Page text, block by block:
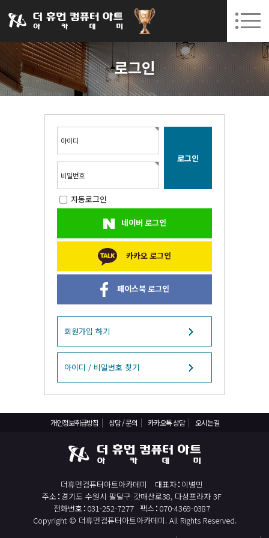
031-252-7277 수원캠퍼스 개강 08. 12.(수)
회원가입 고객센터
로그인
아이디
비밀번호
자동로그인
네이버 로그인
카카오 로그인
페이스북 로그인
회원가입 하기
아이디 / 비밀번호 찾기
개인정보취급방침 상담 / 문의 카카오톡 상담 오시는길
더휴먼컴퓨터아트아카데미 대표자 이병민
주소 경기도 수원시 팔달구 갓매산로38, 다성프라자 3F
전화번호 031-252-7277 팩스 070-4369-0387
Copyright © 더휴먼컴퓨터아트아카데미. All Rights Reserved.
아카데미소개
인사말
국비지원 무료교육
BIM 건축설계 및 실내건축설계(캐드(CAD),맥스(MAX),레빗(REVIT))실무자 양성과정
React, Veu 프레임워크 기반 프론트엔드 개발 양성 지원
반응형/웹퍼블리셔/프론트엔드 웹개발자(웹디자인)
자바(Java)기반 JSP/스프링 웹개발자(정보처리산업기사)(과정평가형)
디지털컨버전스 자바(JAVA)개발자(전자정부 프레임워크/SPRING)
전산세무회계 자격취득과정[전산회계1급/전산세무2급/FAT1급/TAT2급]
컴퓨터활용능력2급(필기+실기) 및 ITQ자격증 취득(한글,엑셀,파워포인트)
직업상담사 2급 (필기+실기) 자격증 취득과정
일러스트 자격증 취득과정(GTQi 1급)
전산회계 1급 / FAT 1급 자격증 취득과정
전산세무 2급 / TAT 2급 자격증 취득과정